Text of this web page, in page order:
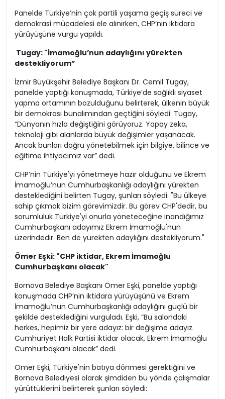
Panelde Türkiye’nin çok partili yaşama geçiş süreci ve
demokrasi mücadelesi ele alınırken, CHP’nin iktidara
yürüyüşüne vurgu yapıldı.
Tugay: "İmamoğlu’nun adaylığını yürekten
destekliyorum”
İzmir Büyükşehir Belediye Başkanı Dr. Cemil Tugay,
panelde yaptığı konuşmada, Türkiye’de sağlıklı siyaset
yapma ortamının bozulduğunu belirterek, ülkenin büyük
bir demokrasi bunalımından geçtiğini söyledi. Tugay,
“Dünyanın hızla değiştiğini görüyoruz. Yapay zeka,
teknoloji gibi alanlarda büyük değişimler yaşanacak.
Ancak bunları doğru yönetebilmek için bilgiye, bilince ve
eğitime ihtiyacımız var” dedi.
CHP’nin Türkiye'yi yönetmeye hazır olduğunu ve Ekrem
İmamoğlu’nun Cumhurbaşkanlığı adaylığını yürekten
desteklediğini belirten Tugay, şunları söyledi: "Bu ülkeye
sahip çıkmak bizim görevimizdir. Bu görev CHP'dedir, bu
sorumluluk Türkiye'yi onurla yöneteceğine inandığımız
Cumhurbaşkanı adayımız Ekrem İmamoğlu'nun
üzerindedir. Ben de yürekten adaylığını destekliyorum."
Ömer Eşki: "CHP iktidar, Ekrem İmamoğlu
Cumhurbaşkanı olacak"
Bornova Belediye Başkanı Ömer Eşki, panelde yaptığı
konuşmada CHP’nin iktidara yürüyüşünü ve Ekrem
İmamoğlu’nun Cumhurbaşkanlığı adaylığını güçlü bir
şekilde desteklediğini vurguladı. Eşki, “Bu salondaki
herkes, hepimiz bir yere adayız: bir değişime adayız.
Cumhuriyet Halk Partisi iktidar olacak, Ekrem İmamoğlu
Cumhurbaşkanı olacak” dedi.
Ömer Eşki, Türkiye'nin batıya dönmesi gerektiğini ve
Bornova Belediyesi olarak şimdiden bu yönde çalışmalar
yürüttüklerini belirterek şunları söyledi: